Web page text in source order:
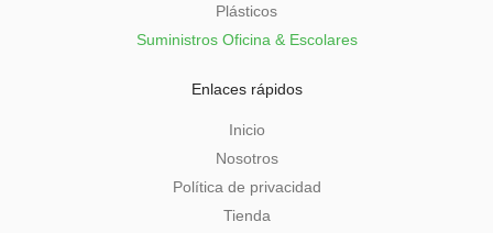
Plásticos
Suministros Oficina & Escolares
Enlaces rápidos
Inicio
Nosotros
Política de privacidad
Tienda